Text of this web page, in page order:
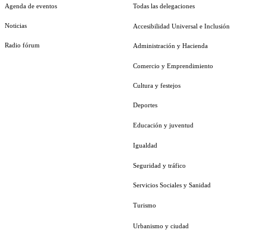
Agenda de eventos
Noticias
Radio fórum
Todas las delegaciones
Accesibilidad Universal e Inclusión
Administración y Hacienda
Comercio y Emprendimiento
Cultura y festejos
Deportes
Educación y juventud
Igualdad
Seguridad y tráfico
Servicios Sociales y Sanidad
Turismo
Urbanismo y ciudad